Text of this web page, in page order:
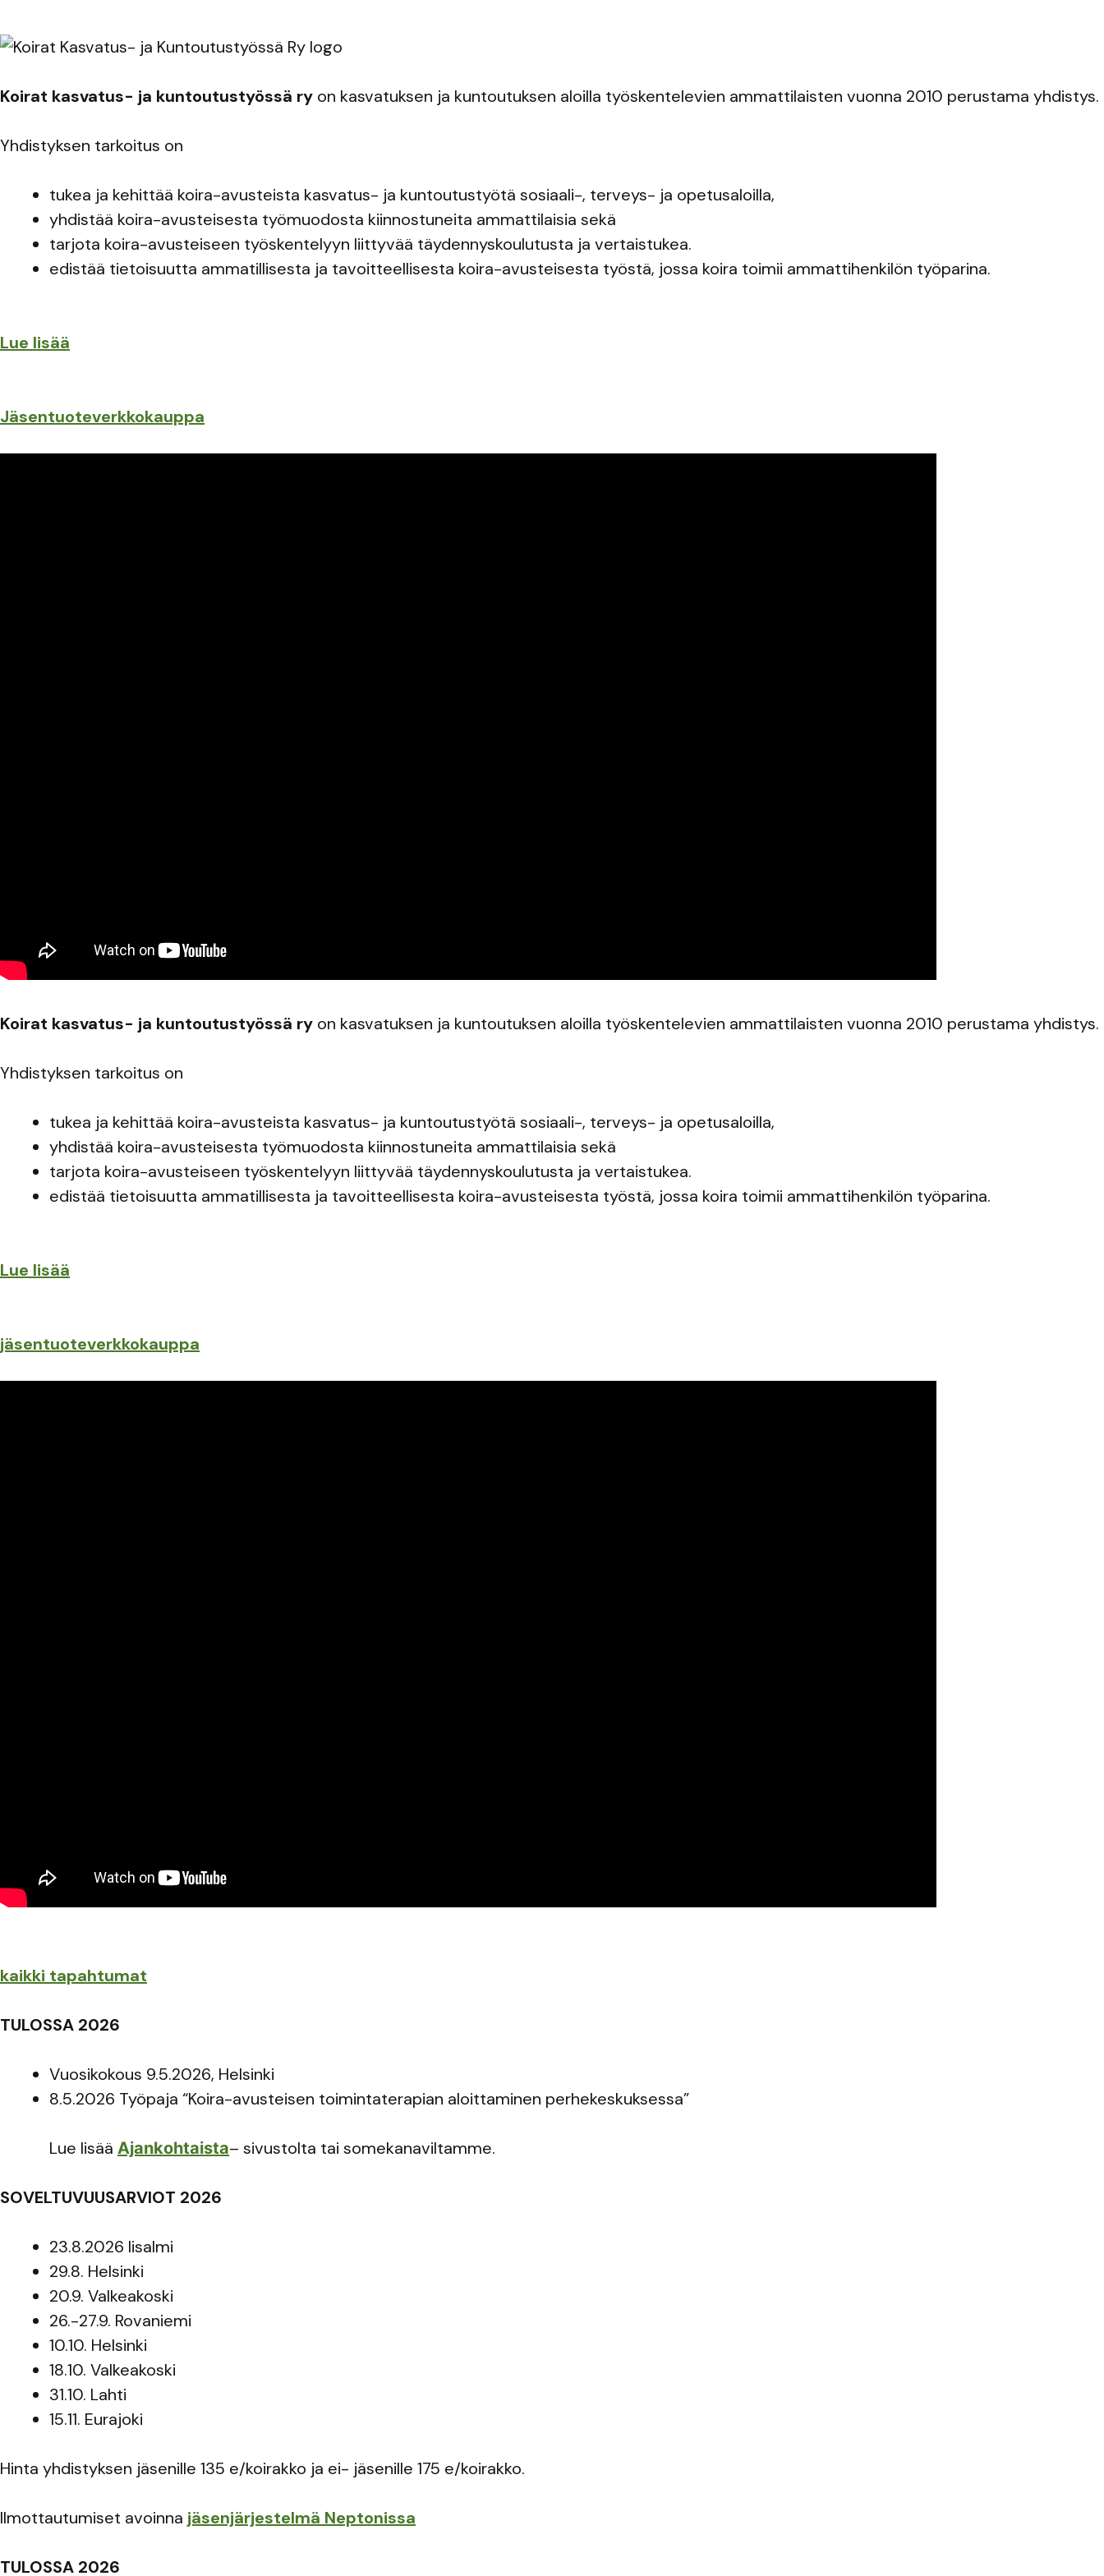
Koirat kasvatus- ja kuntoutustyössä ry on kasvatuksen ja kuntoutuksen aloilla työskentelevien ammattilaisten vuonna 2010 perustama yhdistys.
Yhdistyksen tarkoitus on
tukea ja kehittää koira-avusteista kasvatus- ja kuntoutustyötä sosiaali-, terveys- ja opetusaloilla,
yhdistää koira-avusteisesta työmuodosta kiinnostuneita ammattilaisia sekä
tarjota koira-avusteiseen työskentelyyn liittyvää täydennyskoulutusta ja vertaistukea.
edistää tietoisuutta ammatillisesta ja tavoitteellisesta koira-avusteisesta työstä, jossa koira toimii ammattihenkilön työparina.
Lue lisää
Jäsentuoteverkkokauppa
Koirat kasvatus- ja kuntoutustyössä ry on kasvatuksen ja kuntoutuksen aloilla työskentelevien ammattilaisten vuonna 2010 perustama yhdistys.
Yhdistyksen tarkoitus on
tukea ja kehittää koira-avusteista kasvatus- ja kuntoutustyötä sosiaali-, terveys- ja opetusaloilla,
yhdistää koira-avusteisesta työmuodosta kiinnostuneita ammattilaisia sekä
tarjota koira-avusteiseen työskentelyyn liittyvää täydennyskoulutusta ja vertaistukea.
edistää tietoisuutta ammatillisesta ja tavoitteellisesta koira-avusteisesta työstä, jossa koira toimii ammattihenkilön työparina.
Lue lisää
jäsentuoteverkkokauppa
kaikki tapahtumat
TULOSSA 2026
Vuosikokous 9.5.2026, Helsinki
8.5.2026 Työpaja “Koira-avusteisen toimintaterapian aloittaminen perhekeskuksessa”
Lue lisää Ajankohtaista– sivustolta tai somekanaviltamme.
SOVELTUVUUSARVIOT 2026
23.8.2026 Iisalmi
29.8. Helsinki
20.9. Valkeakoski
26.-27.9. Rovaniemi
10.10. Helsinki
18.10. Valkeakoski
31.10. Lahti
15.11. Eurajoki
Hinta yhdistyksen jäsenille 135 e/koirakko ja ei- jäsenille 175 e/koirakko.
Ilmottautumiset avoinna jäsenjärjestelmä Neptonissa
TULOSSA 2026